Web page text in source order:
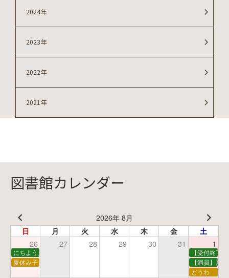
2024年
2023年
2022年
2021年
図書館カレンダー
2026年 8月
日 月 火 水 木 金 土
26 27 28 29 30 31 1
にちようえほん
【受付終了
夏休み子ども映画会
【満員】夏
どうわ